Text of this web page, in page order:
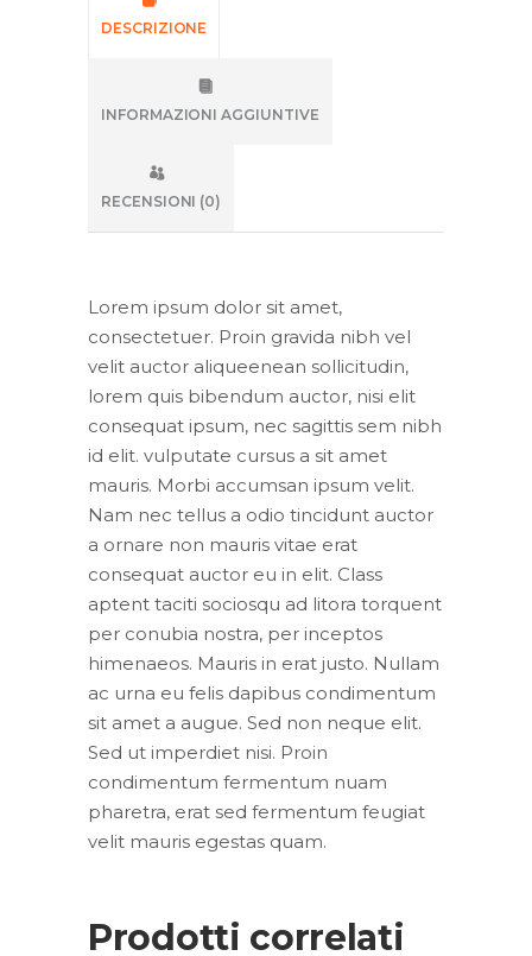
DESCRIZIONE
INFORMAZIONI AGGIUNTIVE
RECENSIONI (0)
Lorem ipsum dolor sit amet,
consectetuer. Proin gravida nibh vel
velit auctor aliqueenean sollicitudin,
lorem quis bibendum auctor, nisi elit
consequat ipsum, nec sagittis sem nibh
id elit. vulputate cursus a sit amet
mauris. Morbi accumsan ipsum velit.
Nam nec tellus a odio tincidunt auctor
a ornare non mauris vitae erat
consequat auctor eu in elit. Class
aptent taciti sociosqu ad litora torquent
per conubia nostra, per inceptos
himenaeos. Mauris in erat justo. Nullam
ac urna eu felis dapibus condimentum
sit amet a augue. Sed non neque elit.
Sed ut imperdiet nisi. Proin
condimentum fermentum nuam
pharetra, erat sed fermentum feugiat
velit mauris egestas quam.
Prodotti correlati